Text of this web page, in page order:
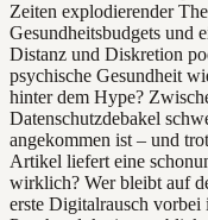
Zeiten explodierender
Gesundheitsbudgets und
Distanz und Diskretion
psychische Gesundheit
hinter dem Hype?
Datenschutzdebakel
angekommen ist – und
Artikel liefert eine
wirklich? Wer bleibt auf
erste Digitalrausch